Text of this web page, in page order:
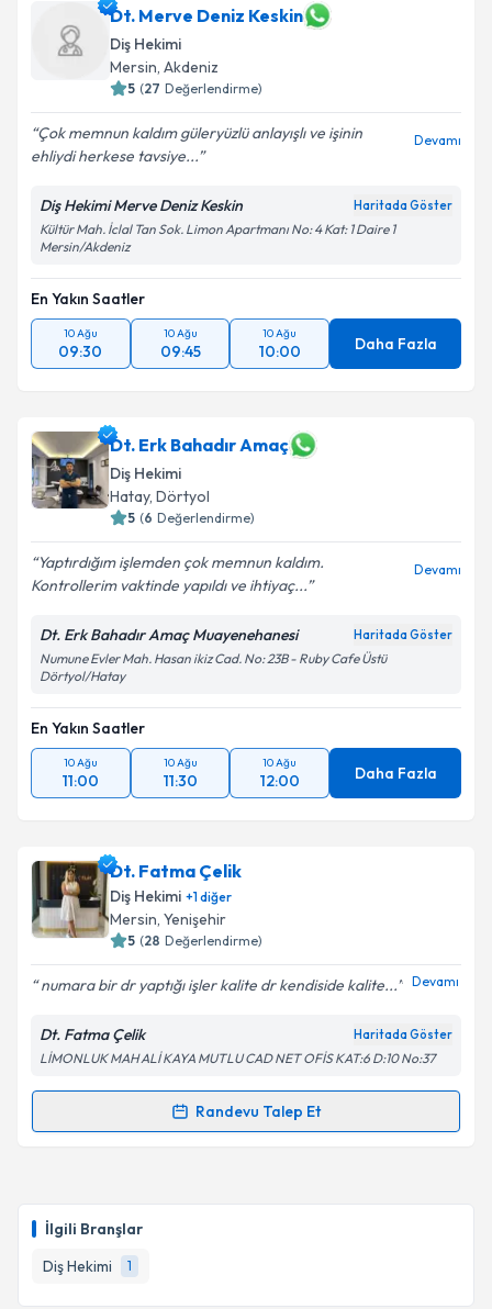
İlgili Branşlar
Diş Hekimi
1
Dt. Merve Deniz Keskin
Diş Hekimi
Mersin, Akdeniz
5 (27 Değerlendirme)
Çok memnun kaldım güleryüzlü anlayışlı ve işinin
ehliydi herkese tavsiye...
Devamı
Diş Hekimi Merve Deniz Keskin Haritada Göster
Kültür Mah. İclal Tan Sok. Limon Apartmanı No: 4 Kat: 1 Daire 1
Mersin/Akdeniz
En Yakın Saatler
10 Ağu
09:30
10 Ağu
09:45
10 Ağu
10:00 Daha Fazla
Dt. Erk Bahadır Amaç
Diş Hekimi
Hatay, Dörtyol
5 (6 Değerlendirme)
Yaptırdığım işlemden çok memnun kaldım.
Kontrollerim vaktinde yapıldı ve ihtiyaç...
Devamı
Dt. Erk Bahadır Amaç Muayenehanesi Haritada Göster
Numune Evler Mah. Hasan ikiz Cad. No: 23B - Ruby Cafe Üstü
Dörtyol/Hatay
En Yakın Saatler
10 Ağu
11:00
10 Ağu
11:30
10 Ağu
12:00 Daha Fazla
Dt. Fatma Çelik
Diş Hekimi +1diğer
Mersin, Yenişehir
5 (28 Değerlendirme)
numara bir dr yaptığı işler kalite dr kendiside kalite... Devamı
Dt. Fatma Çelik Haritada Göster
LİMONLUK MAH ALİ KAYA MUTLU CAD NET OFİS KAT:6 D:10 No:37
Randevu Talep Et
Randevu Takvimi Talebi
hazırlandığında e-posta ile bilgilendireceğiz.
E-posta Adresiniz